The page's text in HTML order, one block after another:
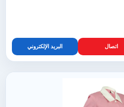
اتصال البريد الإلكتروني